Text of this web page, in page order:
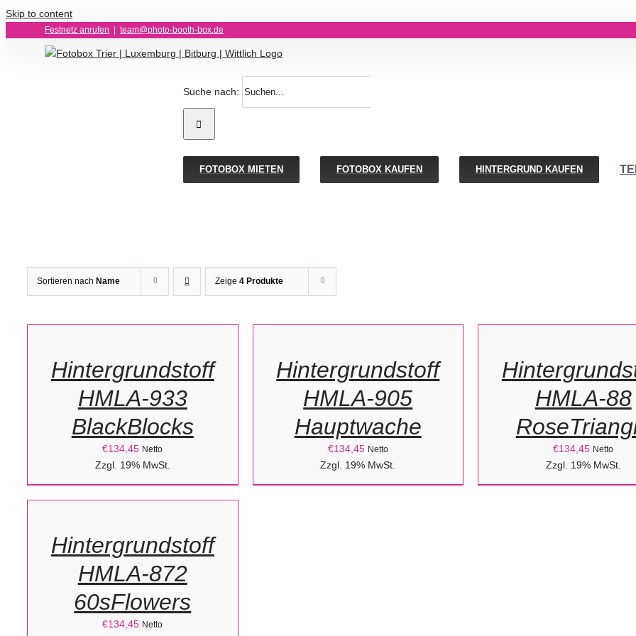
Skip to content
Festnetz anrufen team@photo-booth-box.de
Suche nach:
FOTOBOX MIETEN FOTOBOX KAUFEN HINTERGRUND KAUFEN
Sortieren nach Name Zeige 4 Produkte
IN
DETAILS
Hintergrundstoff
HMLA-933
BlackBlocks
€134,45 Netto
Zzgl. 19% MwSt.
IN
DETAILS
Hintergrundstoff
HMLA-905
Hauptwache
€134,45 Netto
Zzgl. 19% MwSt.
DETAILS
HMLA-88
€134,45 Netto
Zzgl. 19% MwSt.
DEN
DETAILS
Hintergrundstoff
HMLA-872
60sFlowers
€134,45 Netto